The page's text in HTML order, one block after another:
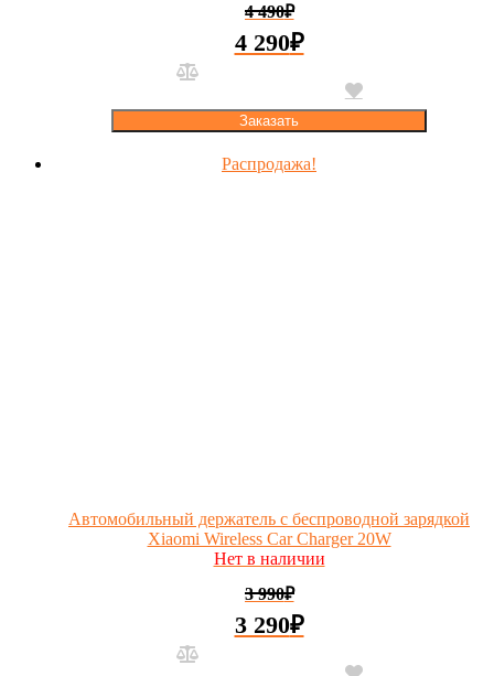
4 490₽
4 290₽
Заказать
Распродажа!
Автомобильный держатель с беспроводной зарядкой
Xiaomi Wireless Car Charger 20W
Нет в наличии
3 990₽
3 290₽